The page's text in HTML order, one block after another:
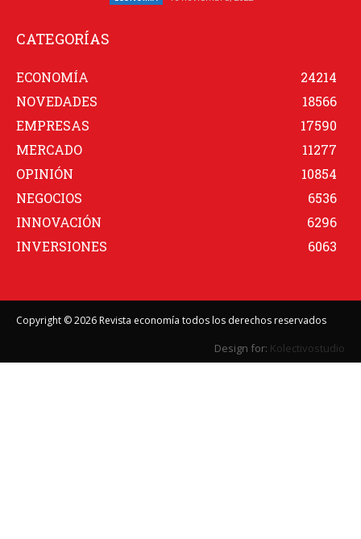
CATEGORÍAS
ECONOMÍA
24214
NOVEDADES
18566
EMPRESAS
17590
MERCADO
11277
OPINIÓN
10854
NEGOCIOS
6536
INNOVACIÓN
6296
INVERSIONES
6063
Copyright © 2026 Revista economía todos los derechos reservados
Design for: Kolectivostudio